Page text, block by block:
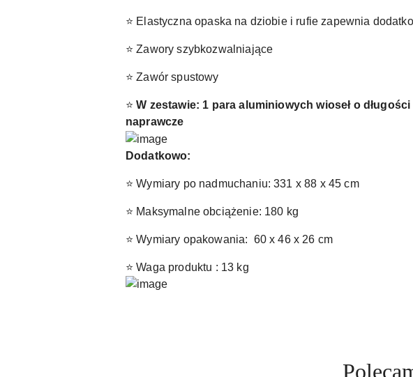
⭐ Elastyczna opaska na dziobie i rufie zapewnia
⭐ Zawory szybkozwalniające
⭐ Zawór spustowy
⭐W zestawie: 1 para aluminiowych wioseł o
naprawcze
Dodatkowo:
⭐ Wymiary po nadmuchaniu: 331 x 88 x 45 cm
⭐ Maksymalne obciążenie: 180 kg
⭐ Wymiary opakowania: 60 x 46 x 26 cm
⭐ Waga produktu : 13 kg